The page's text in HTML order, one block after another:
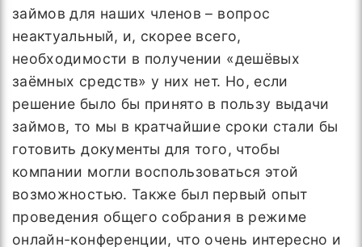
займов для наших членов – вопрос
неактуальный, и, скорее всего,
необходимости в получении «дешёвых
заёмных средств» у них нет. Но, если
решение было бы принято в пользу выдачи
займов, то мы в кратчайшие сроки стали бы
готовить документы для того, чтобы
компании могли воспользоваться этой
возможностью. Также был первый опыт
проведения общего собрания в режиме
онлайн-конференции, что очень интересно и